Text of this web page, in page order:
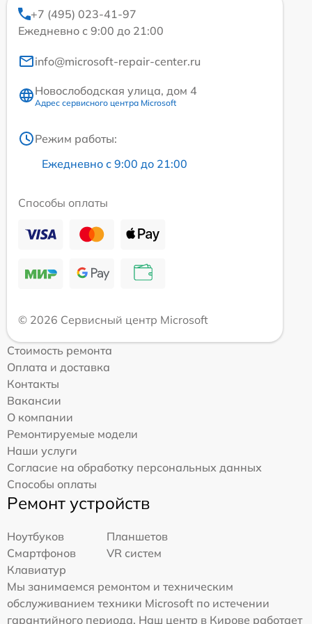
+7 (495) 023-41-97
Ежедневно с 9:00 до 21:00
info@microsoft-repair-center.ru
Новослободская улица, дом 4
Адрес сервисного центра Microsoft
Режим работы:
Ежедневно с 9:00 до 21:00
Способы оплаты
© 2026 Сервисный центр Microsoft
Стоимость ремонта
Оплата и доставка
Контакты
Вакансии
О компании
Ремонтируемые модели
Наши услуги
Согласие на обработку персональных данных
Способы оплаты
Ремонт устройств
Ноутбуков
Планшетов
Смартфонов
VR систем
Клавиатур
Мы занимаемся ремонтом и техническим
обслуживанием техники Microsoft по истечении
гарантийного периода. Наш центр в Кирове работает